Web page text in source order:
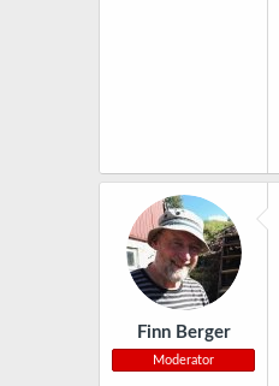
Finn Berger
Moderator